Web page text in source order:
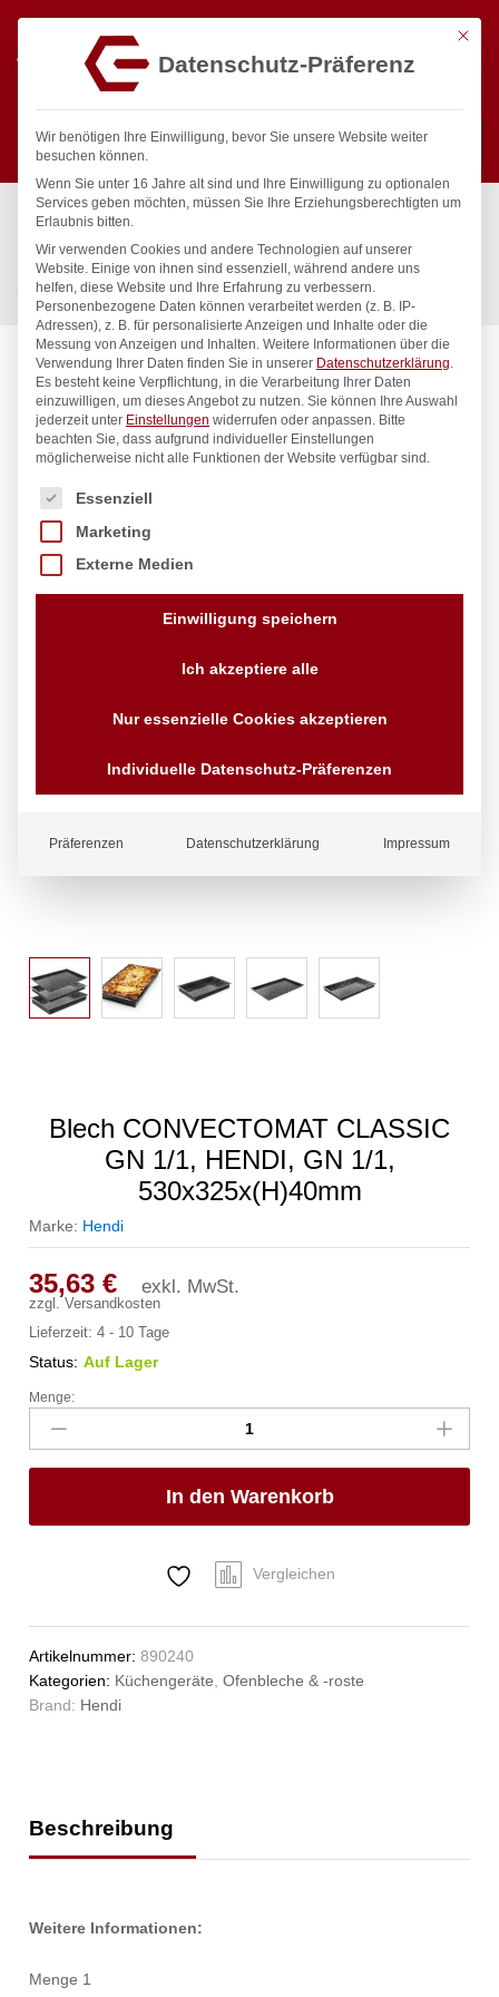
Suchen
Start / Gastronomiebedarf & Gastro Geräte für Profis
Küchengeräte
Ofenbleche & -roste
/
Blech CONVECTOMAT CLASSIC GN 1/1, HENDI, GN 1/1,
530x325x(H)40mm
Blech CONVECTOMAT CLASSIC
GN 1/1, HENDI, GN 1/1,
530x325x(H)40mm
Marke: Hendi
35,63€ exkl. MwSt.
zzgl.Versandkosten
Lieferzeit:4 - 10 Tage
Status: Auf Lager
Blech
CONVECTOMAT
CLASSIC
GN
HENDI,
Anzahl
Menge:
In den Warenkorb
Vergleichen
Artikelnummer:890240
Kategorien: Küchengeräte,Ofenbleche & -roste
Brand: Hendi
Beschreibung
Weitere Informationen:
Menge 1
Mit
Datenschutz-Präferenz
Wir benötigen Ihre Einwilligung, bevor Sie unsere Website weiter
besuchen können.
Wenn Sie unter 16 Jahre alt sind und Ihre Einwilligung zu optionalen
Services geben möchten, müssen Sie Ihre Erziehungsberechtigten um
Erlaubnis bitten.
Wir verwenden Cookies und andere Technologien auf unserer
Website. Einige von ihnen sind essenziell, während andere uns
helfen, diese Website und Ihre Erfahrung zu verbessern.
Personenbezogene Daten können verarbeitet werden (z. B. IP-
Adressen), z. B. für personalisierte Anzeigen und Inhalte oder die
Messung von Anzeigen und Inhalten. Weitere Informationen über die
Verwendung Ihrer Daten finden Sie in unserer Datenschutzerklärung.
Es besteht keine Verpflichtung, in die Verarbeitung Ihrer Daten
einzuwilligen, um dieses Angebot zu nutzen. Sie können Ihre Auswahl
jederzeit unter Einstellungen widerrufen oder anpassen. Bitte
beachten Sie, dass aufgrund individueller Einstellungen
möglicherweise nicht alle Funktionen der Website verfügbar sind.
Es folgt eine Liste der Service-Gruppen, für die eine
Essenziell
Marketing
Externe Medien
Einwilligung speichern
Ich akzeptiere alle
Nur essenzielle Cookies akzeptieren
Individuelle Datenschutz-Präferenzen
Präferenzen Datenschutzerklärung Impressum